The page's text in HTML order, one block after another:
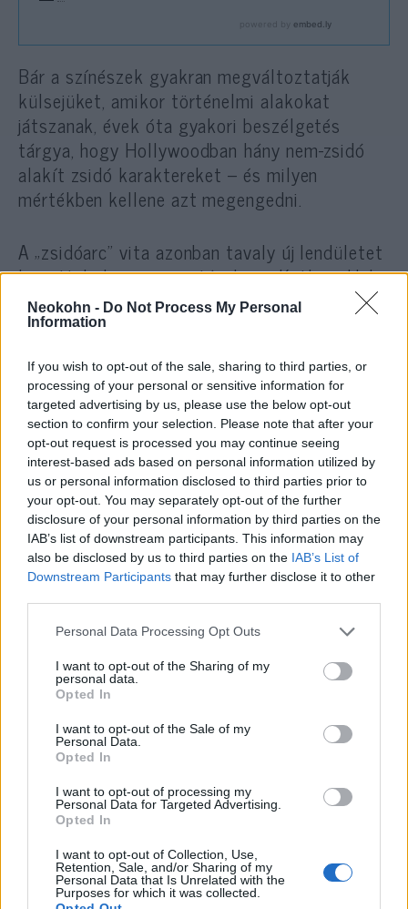
Neokohn - Do Not Process My Personal
Information
If you wish to opt-out of the sale, sharing to third parties, or
processing of your personal or sensitive information for
targeted advertising by us, please use the below opt-out
section to confirm your selection. Please note that after your
opt-out request is processed you may continue seeing
interest-based ads based on personal information utilized by
us or personal information disclosed to third parties prior to
your opt-out. You may separately opt-out of the further
disclosure of your personal information by third parties on the
IAB’s list of downstream participants. This information may
also be disclosed by us to third parties on the IAB’s List of
Downstream Participants that may further disclose it to other
Please note that this website/app uses one or more Google
not limited to your visit or usage behaviour. You may click to
grant or deny consent to Google and its third-party tags to
use your data for below specified purposes in below Google
consent section.
Personal Data Processing Opt Outs
I want to opt-out of the Sharing of my
personal data.
Opted In
I want to opt-out of the Sale of my
Personal Data.
Opted In
I want to opt-out of processing my
Personal Data for Targeted Advertising.
Opted In
I want to opt-out of Collection, Use,
Retention, Sale, and/or Sharing of my
Personal Data that Is Unrelated with the
Purposes for which it was collected.
Bár a színészek gyakran megváltoztatják
külsejüket, amikor történelmi alakokat
játszanak, évek óta gyakori beszélgetés
tárgya, hogy Hollywoodban hány nem-zsidó
alakít zsidó karaktereket – és milyen
mértékben kellene azt megengedni.
A „zsidóarc” vita azonban tavaly új lendületet
kapott, különösen azután, hogy Kathryn Hahn
nem-zsidó színésznőre osztották a
szókimondóan zsidó komédiapionír Joan
nem ezen okból, de nem készítették el). Sarah
Silverman komikus azzal került a címlapokra,
hogy a podcastja egyik epizódjában szidta a
szereposztást, mondván: „Most a
reprezentáció kib.szottul számít”.
A Bernstein-életrajzi diskurzus 2018 óta
különösen feszült, amikor Cooper és Steven
Spielberg is versenyeztek a film
megvalósításának jogaiért. Végül Bradley nem
csak Spielberget előzte be, de a Jake
Gyllenhaal és Cary Fukunaga színész-rendező
párost is, hogy megszerezze a zenei jogokat
a Bernstein-örökösöktől.
Amikor egy tavalyi interjúban a Bernstein-
hasonlóan zsidó származású – Bernstein
zsidóságát említette érvként, amiért szerette
volna eljátszani a szerepet.